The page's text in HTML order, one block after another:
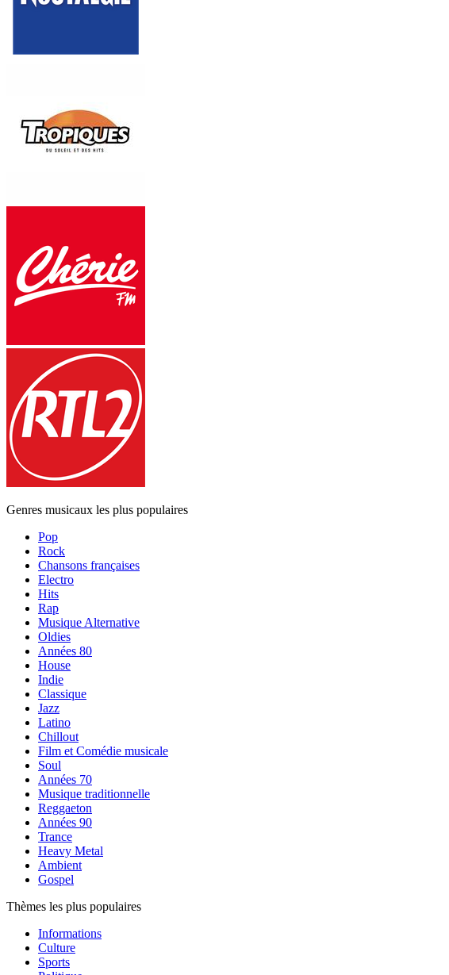
Genres musicaux les plus populaires
Pop
Rock
Chansons françaises
Electro
Hits
Rap
Musique Alternative
Oldies
Années 80
House
Indie
Classique
Jazz
Latino
Chillout
Film et Comédie musicale
Soul
Années 70
Musique traditionnelle
Reggaeton
Années 90
Trance
Heavy Metal
Ambient
Gospel
Thèmes les plus populaires
Informations
Culture
Sports